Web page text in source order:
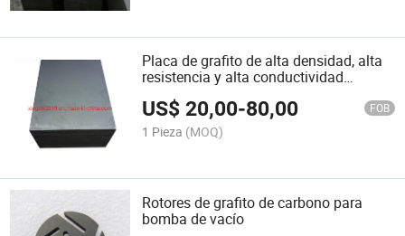
Placa de grafito de alta densidad, alta
resistencia y alta conductividad
US$20,00-80,00 FOB
1 Pieza (MOQ)
Rotores de grafito de carbono para
bomba de vacío